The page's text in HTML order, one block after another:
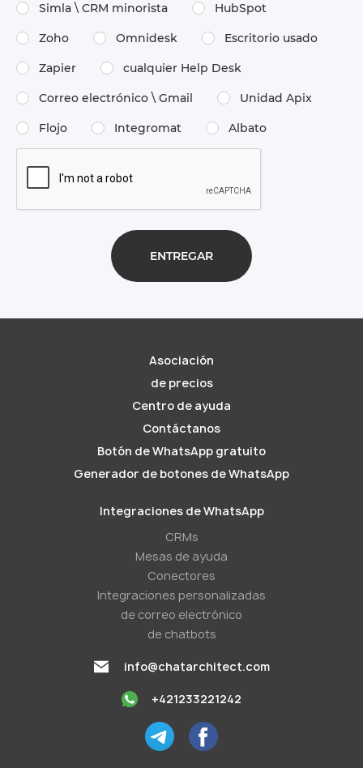
Simla \​ CRM minorista HubSpot
Zoho Omnidesk Escritorio usado
Zapier cualquier Help Desk
Correo electrónico \​ Gmail Unidad Apix
Flojo Integromat Albato
Asociación
de precios
Centro de ayuda
Contáctanos
Botón de WhatsApp gratuito
Generador de botones de WhatsApp
Integraciones de WhatsApp
CRMs
Mesas de ayuda
Conectores
Integraciones personalizadas
de correo electrónico
de chatbots
info@chatarchitect.com
+421233221242